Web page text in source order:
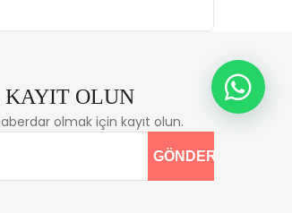
KAYIT OLUN
olmak için kayıt olun.